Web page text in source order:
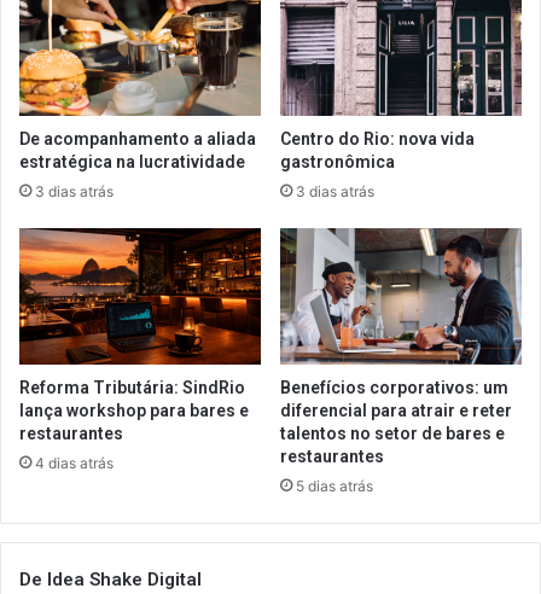
De acompanhamento a aliada
estratégica na lucratividade
3 dias atrás
Centro do Rio: nova vida
gastronômica
3 dias atrás
Reforma Tributária: SindRio
lança workshop para bares e
restaurantes
4 dias atrás
Benefícios corporativos: um
diferencial para atrair e reter
talentos no setor de bares e
restaurantes
5 dias atrás
De Idea Shake Digital